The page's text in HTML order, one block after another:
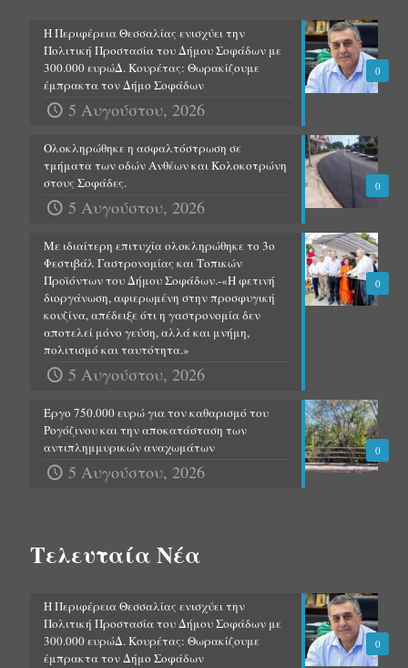
0
Η Περιφέρεια Θεσσαλίας ενισχύει την
Πολιτική Προστασία του Δήμου Σοφάδων με
300.000 ευρώΔ. Κουρέτας: Θωρακίζουμε
έμπρακτα τον Δήμο Σοφάδων
5 Αυγούστου, 2026
0
Ολοκληρώθηκε η ασφαλτόστρωση σε
τμήματα των οδών Ανθέων και Κολοκοτρώνη
στους Σοφάδες.
5 Αυγούστου, 2026
0
Με ιδιαίτερη επιτυχία ολοκληρώθηκε το 3ο
Φεστιβάλ Γαστρονομίας και Τοπικών
Προϊόντων του Δήμου Σοφάδων.-«Η φετινή
διοργάνωση, αφιερωμένη στην προσφυγική
κουζίνα, απέδειξε ότι η γαστρονομία δεν
αποτελεί μόνο γεύση, αλλά και μνήμη,
πολιτισμό και ταυτότητα.»
5 Αυγούστου, 2026
0
Έργο 750.000 ευρώ για τον καθαρισμό του
Ρογόζινου και την αποκατάσταση των
αντιπλημμυρικών αναχωμάτων
5 Αυγούστου, 2026
Τελευταία Νέα
0
Η Περιφέρεια Θεσσαλίας ενισχύει την
Πολιτική Προστασία του Δήμου Σοφάδων με
300.000 ευρώΔ. Κουρέτας: Θωρακίζουμε
έμπρακτα τον Δήμο Σοφάδων